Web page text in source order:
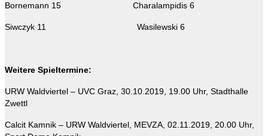
Bornemann 15 Charalampidis 6
Siwczyk 11 Wasilewski 6
Weitere Spieltermine:
URW Waldviertel – UVC Graz, 30.10.2019, 19.00 Uhr, Stadthalle
Zwettl
Calcit Kamnik – URW Waldviertel, MEVZA, 02.11.2019, 20.00 Uhr,